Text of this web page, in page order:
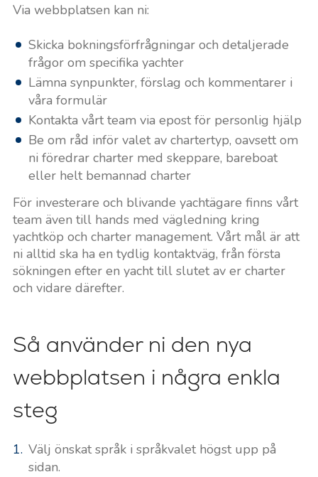
Via webbplatsen kan ni:
Skicka bokningsförfrågningar och detaljerade
frågor om specifika yachter
Lämna synpunkter, förslag och kommentarer i
våra formulär
Kontakta vårt team via epost för personlig hjälp
Be om råd inför valet av chartertyp, oavsett om
ni föredrar charter med skeppare, bareboat
eller helt bemannad charter
För investerare och blivande yachtägare finns vårt
team även till hands med vägledning kring
yachtköp och charter management. Vårt mål är att
ni alltid ska ha en tydlig kontaktväg, från första
sökningen efter en yacht till slutet av er charter
och vidare därefter.
Så använder ni den nya
webbplatsen i några enkla
steg
Välj önskat språk i språkvalet högst upp på
sidan.